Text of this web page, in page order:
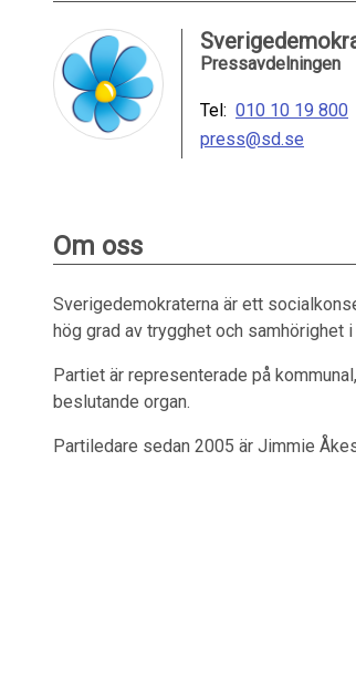
Pressavdelningen
Tel: 010 10 19 800
press@sd.se
Om oss
Sverigedemokraterna är ett
hög grad av trygghet och samhörighet
Partiet är representerade på
beslutande organ.
Partiledare sedan 2005 är Jimmie